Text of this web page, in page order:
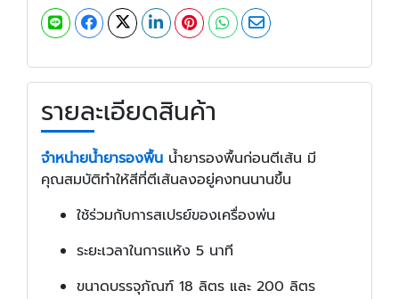
รายละเอียดสินค้า
จำหน่ายน้ำยารองพื้น น้ำยารองพื้นก่อนตีเส้น มี
คุณสมบัติทำให้สีที่ตีเส้นลงอยู่คงทนนานขึ้น
ใช้ร่วมกับการสเปรย์ของเครื่องพ่น
ระยะเวลาในการแห้ง 5 นาที
ขนาดบรรจุภัณฑ์ 18 ลิตร และ 200 ลิตร